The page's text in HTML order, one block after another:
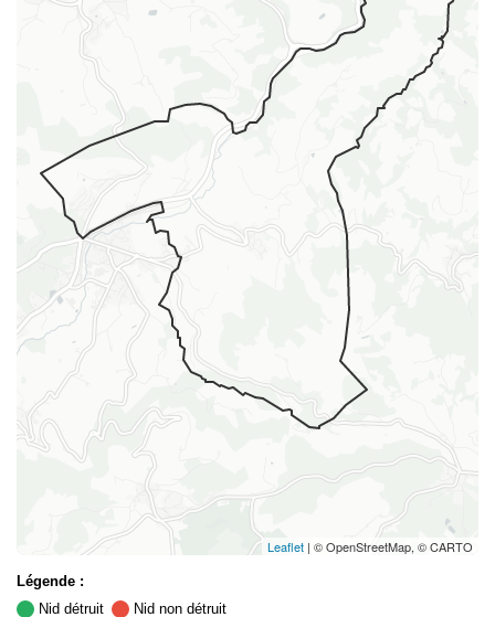
Leaflet | © OpenStreetMap, © CARTO
Légende :
Nid détruit
Nid non détruit